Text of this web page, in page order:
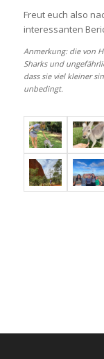
Freut euch also
interessanten
Anmerkung: die von
Sharks und
dass sie viel kleiner
unbedingt.